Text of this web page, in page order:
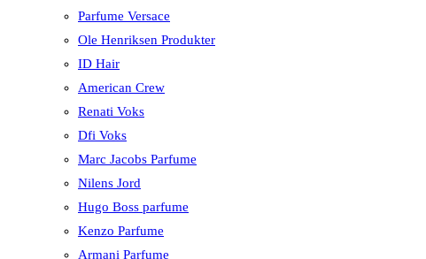
Parfume Versace
Ole Henriksen Produkter
ID Hair
American Crew
Renati Voks
Dfi Voks
Marc Jacobs Parfume
Nilens Jord
Hugo Boss parfume
Kenzo Parfume
Armani Parfume